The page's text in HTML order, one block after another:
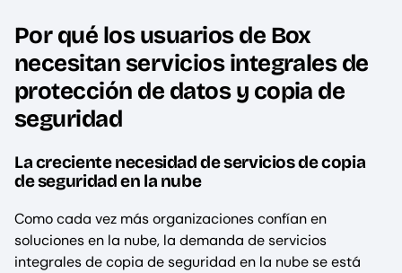
Por qué los usuarios de Box
necesitan servicios integrales de
protección de datos y copia de
seguridad
La creciente necesidad de servicios de copia
de seguridad en la nube
Como cada vez más organizaciones confían en
soluciones en la nube, la demanda de servicios
integrales de copia de seguridad en la nube se está